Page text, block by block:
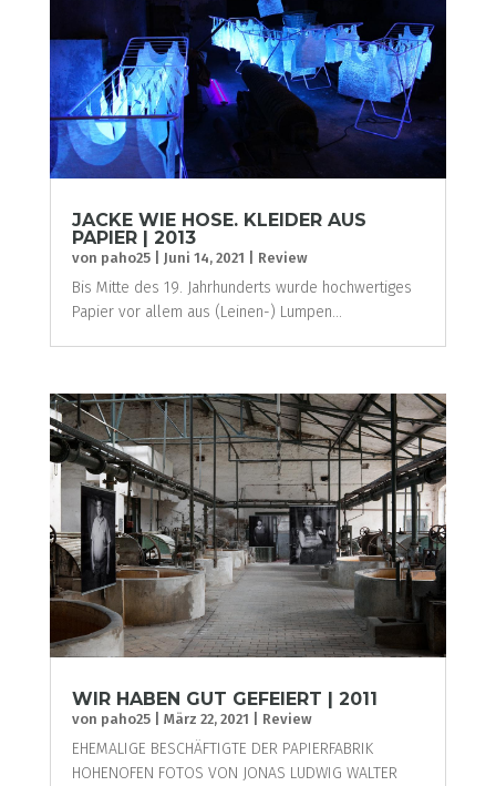
JACKE WIE HOSE. KLEIDER AUS
PAPIER | 2013
von paho25| Juni 14, 2021 Review
Bis Mitte des 19. Jahrhunderts wurde hochwertiges
Papier vor allem aus (Leinen-) Lumpen...
WIR HABEN GUT GEFEIERT | 2011
von paho25| März 22, 2021 Review
EHEMALIGE BESCHÄFTIGTE DER PAPIERFABRIK
HOHENOFEN FOTOS VON JONAS LUDWIG WALTER